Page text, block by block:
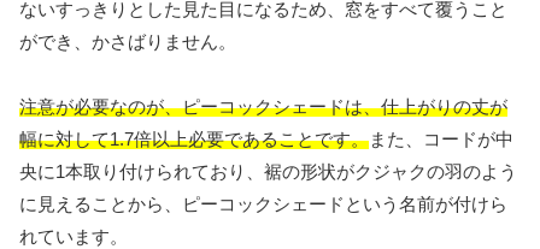
ないすっきりとした見た目になるため、窓をすべて覆うこと
ができ、かさばりません。
注意が必要なのが、ピーコックシェードは、仕上がりの丈が
幅に対して1.7倍以上必要であることです。また、コードが中
央に1本取り付けられており、裾の形状がクジャクの羽のよう
に見えることから、ピーコックシェードという名前が付けら
れています。